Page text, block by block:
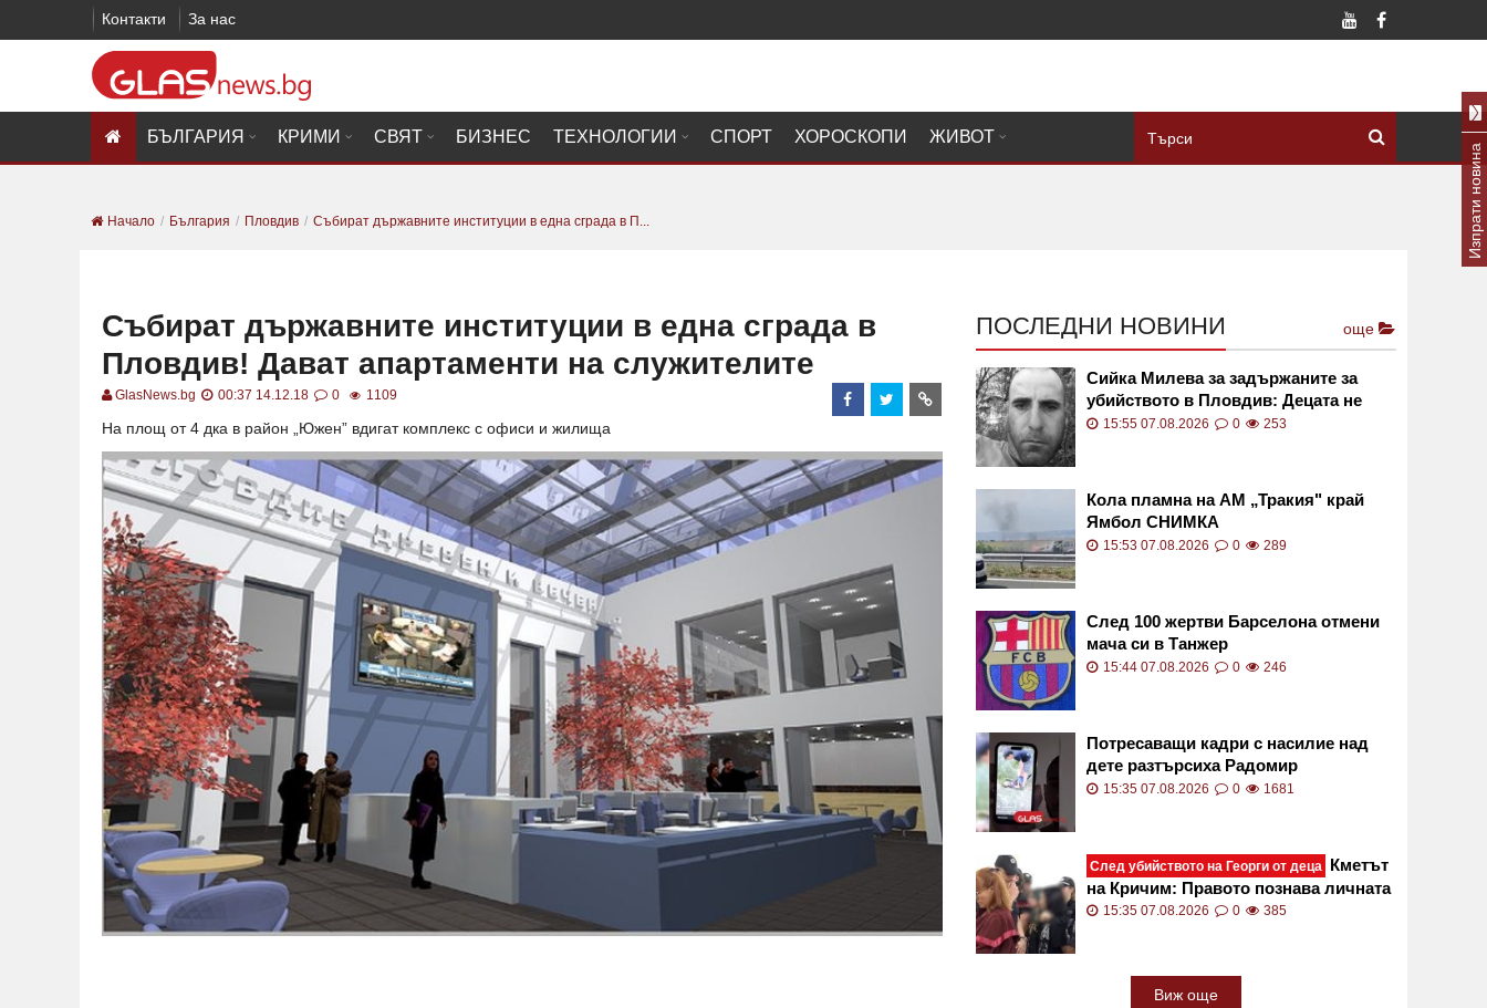
Контакти За нас
БЪЛГАРИЯ КРИМИ СВЯТ БИЗНЕС ТЕХНОЛОГИИ СПОРТ ХОРОСКОПИ ЖИВОТ
Начало България Пловдив Събират държавните институции в една сграда в П...
Събират държавните институции в една сграда в
Пловдив! Дават апартаменти на служителите
GlasNews.bg 00:37 14.12.18 0 1109
На площ от 4 дка в район „Южен” вдигат комплекс с офиси и жилища
ПОСЛЕДНИ НОВИНИ още
Сийка Милева за задържаните за
убийството в Пловдив: Децата не
трябва да бият до смърт
15:55 07.08.2026 0 253
Кола пламна на АМ „Тракия" край
Ямбол СНИМКА
15:53 07.08.2026 0 289
След 100 жертви Барселона отмени
мача си в Танжер
15:44 07.08.2026 0 246
Потресаващи кадри с насилие над
дете разтърсиха Радомир
15:35 07.08.2026 0 1681
След убийството на Георги от деца Кметът
на Кричим: Правото познава личната
наказателна отговорност. То не
15:35 07.08.2026 0 385
Виж още
Изпрати новина